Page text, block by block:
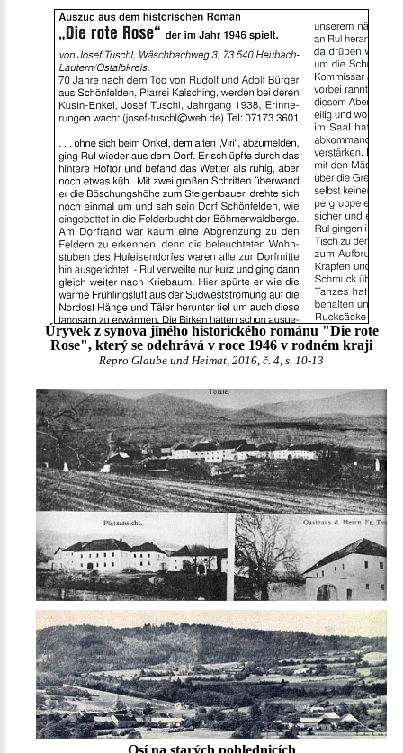
Úryvek z synova jiného historického románu "Die rote
Rose", který se odehrává v roce 1946 v rodném kraji
Repro Glaube und Heimat, 2016, č. 4, s. 10-13
Osí na starých pohlednicích